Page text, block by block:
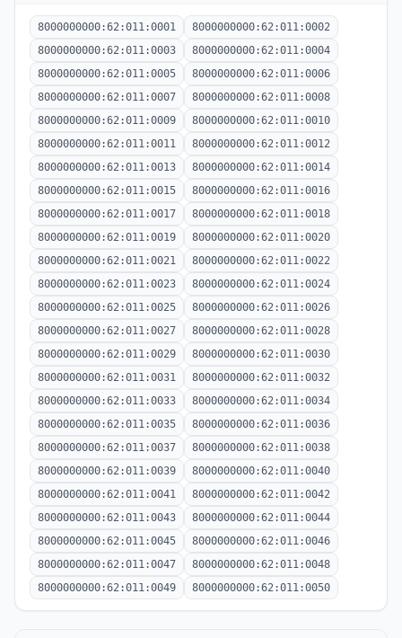
8000000000:62:011:0001
8000000000:62:011:0002
8000000000:62:011:0003
8000000000:62:011:0004
8000000000:62:011:0005
8000000000:62:011:0006
8000000000:62:011:0007
8000000000:62:011:0008
8000000000:62:011:0009
8000000000:62:011:0010
8000000000:62:011:0011
8000000000:62:011:0012
8000000000:62:011:0013
8000000000:62:011:0014
8000000000:62:011:0015
8000000000:62:011:0016
8000000000:62:011:0017
8000000000:62:011:0018
8000000000:62:011:0019
8000000000:62:011:0020
8000000000:62:011:0021
8000000000:62:011:0022
8000000000:62:011:0023
8000000000:62:011:0024
8000000000:62:011:0025
8000000000:62:011:0026
8000000000:62:011:0027
8000000000:62:011:0028
8000000000:62:011:0029
8000000000:62:011:0030
8000000000:62:011:0031
8000000000:62:011:0032
8000000000:62:011:0033
8000000000:62:011:0034
8000000000:62:011:0035
8000000000:62:011:0036
8000000000:62:011:0037
8000000000:62:011:0038
8000000000:62:011:0039
8000000000:62:011:0040
8000000000:62:011:0041
8000000000:62:011:0042
8000000000:62:011:0043
8000000000:62:011:0044
8000000000:62:011:0045
8000000000:62:011:0046
8000000000:62:011:0047
8000000000:62:011:0048
8000000000:62:011:0049
8000000000:62:011:0050